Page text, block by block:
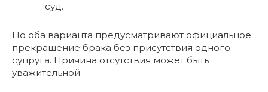
суд.
Но оба варианта предусматривают официальное
прекращение брака без присутствия одного
супруга. Причина отсутствия может быть
уважительной: